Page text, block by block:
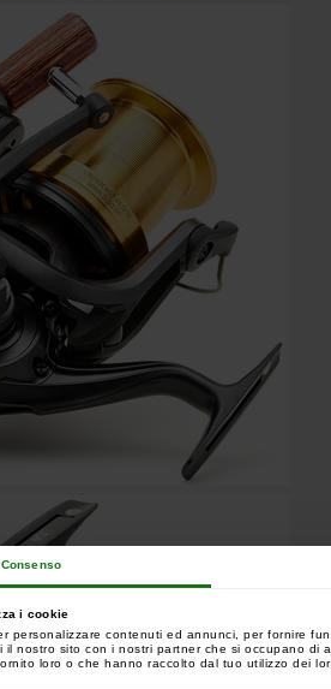
Consenso
i cookie
personalizzare contenuti ed annunci, per fornire
il nostro sito con i nostri partner che si occupano
loro o che hanno raccolto dal tuo utilizzo dei